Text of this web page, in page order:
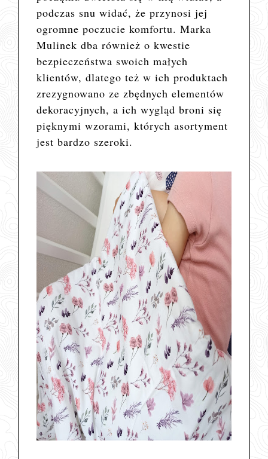
podczas snu widać, że przynosi jej
ogromne poczucie komfortu. Marka
Mulinek dba również o kwestie
bezpieczeństwa swoich małych
klientów, dlatego też w ich produktach
zrezygnowano ze zbędnych elementów
dekoracyjnych, a ich wygląd broni się
pięknymi wzorami, których asortyment
jest bardzo szeroki.